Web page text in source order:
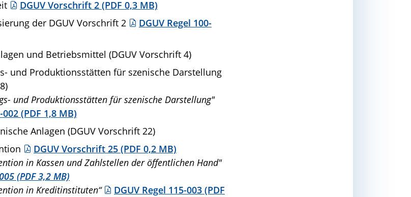
DGUV Vorschrift 2 (PDF 0,3 MB)
der DGUV Vorschrift 2
DGUV Regel 100-
und Betriebsmittel (DGUV Vorschrift 4)
und Produktionsstätten für szenische Darstellung
und Produktionsstätten für szenische Darstellung"
(PDF 1,8 MB)
Anlagen (DGUV Vorschrift 22)
DGUV Vorschrift 25 (PDF 0,2 MB)
in Kassen und Zahlstellen der öffentlichen Hand"
(PDF 3,2 MB)
in Kreditinstituten“
DGUV Regel 115-003 (PDF